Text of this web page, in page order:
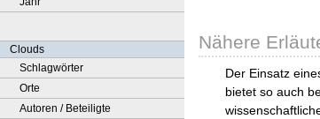
Clouds
Schlagwörter
Orte
Autoren / Beteiligte
Nähere
Der Einsatz
bietet so auch